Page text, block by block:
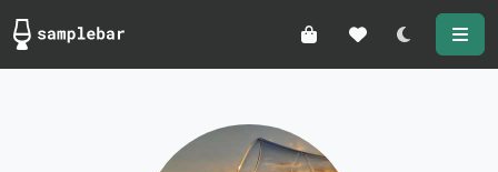
Darkmode